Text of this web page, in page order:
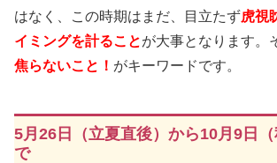
はなく、この時期はまだ、目立たず虎視
イミングを計ることが大事となります。
焦らないこと！ がキーワードです。
5月26日（立夏直後）から10月9日
で